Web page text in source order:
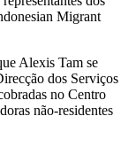
Migrant
Alexis Tam se
dos Serviços
no Centro
não-residentes